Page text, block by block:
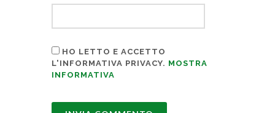
HO LETTO E ACCETTO
L'INFORMATIVA PRIVACY. MOSTRA
INFORMATIVA